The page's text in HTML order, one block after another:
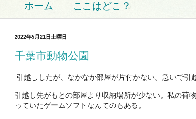
ホーム ここはどこ？
2022年5月21日土曜日
千葉市動物公園
引越ししたが、なかなか部屋が片付かない。急いで引
引越し先がもとの部屋より収納場所が少ない。私の荷
っていたゲームソフトなんてのもある。